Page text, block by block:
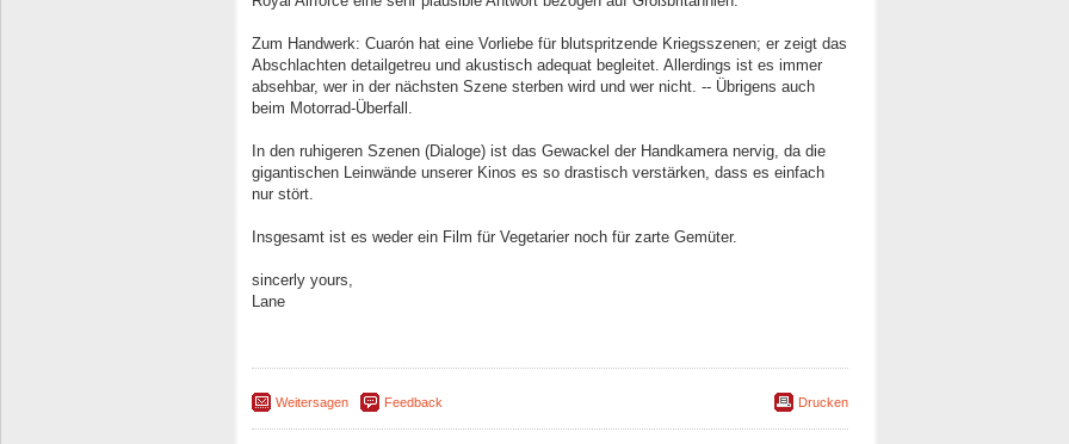
Zum Handwerk: Cuarón hat eine Vorliebe für blutspritzende Kriegsszenen; er zeigt das
Abschlachten detailgetreu und akustisch adequat begleitet. Allerdings ist es immer
absehbar, wer in der nächsten Szene sterben wird und wer nicht. -- Übrigens auch
beim Motorrad-Überfall.
In den ruhigeren Szenen (Dialoge) ist das Gewackel der Handkamera nervig, da die
gigantischen Leinwände unserer Kinos es so drastisch verstärken, dass es einfach
nur stört.
Insgesamt ist es weder ein Film für Vegetarier noch für zarte Gemüter.
sincerly yours,
Lane
Weitersagen Feedback Drucken